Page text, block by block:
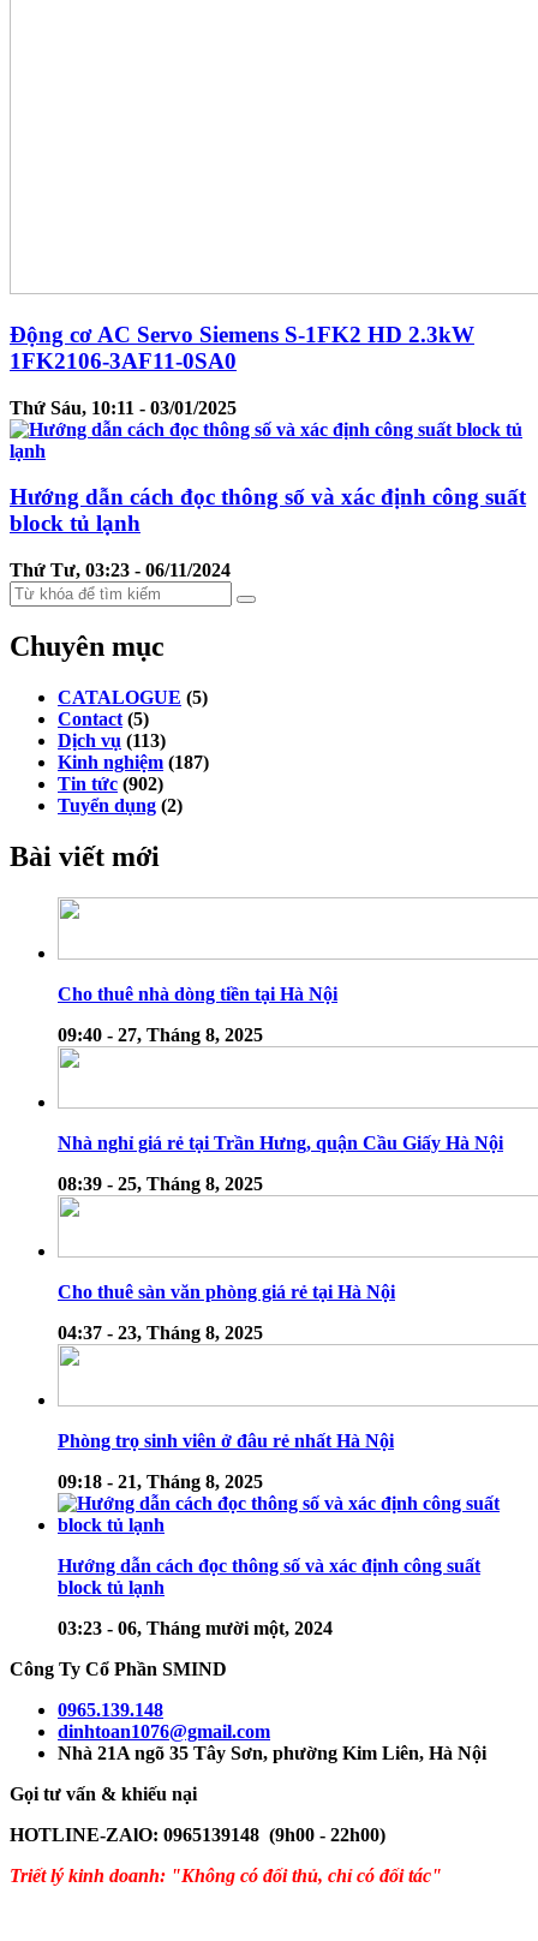
Động cơ AC Servo Siemens S-1FK2 HD 2.3kW
1FK2106-3AF11-0SA0
Thứ Sáu, 10:11 - 03/01/2025
Hướng dẫn cách đọc thông số và xác định công suất
block tủ lạnh
Thứ Tư, 03:23 - 06/11/2024
Chuyên mục
CATALOGUE (5)
Contact (5)
Dịch vụ (113)
Kinh nghiệm (187)
Tin tức (902)
Tuyển dụng (2)
Bài viết mới
Cho thuê nhà dòng tiền tại Hà Nội
09:40 - 27, Tháng 8, 2025
Nhà nghỉ giá rẻ tại Trần Hưng, quận Cầu Giấy Hà Nội
08:39 - 25, Tháng 8, 2025
Cho thuê sàn văn phòng giá rẻ tại Hà Nội
04:37 - 23, Tháng 8, 2025
Phòng trọ sinh viên ở đâu rẻ nhất Hà Nội
09:18 - 21, Tháng 8, 2025
Hướng dẫn cách đọc thông số và xác định công suất
block tủ lạnh
03:23 - 06, Tháng mười một, 2024
Công Ty Cổ Phần SMIND
0965.139.148
dinhtoan1076@gmail.com
Nhà 21A ngõ 35 Tây Sơn, phường Kim Liên, Hà Nội
Gọi tư vấn & khiếu nại
HOTLINE-ZAlO: 0965139148 (9h00 - 22h00)
Triết lý kinh doanh: "Không có đối thủ, chỉ có đối tác"